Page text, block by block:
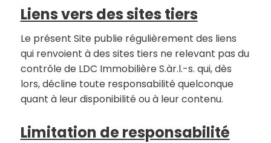
Liens vers des sites tiers
Le présent Site publie régulièrement des liens
qui renvoient à des sites tiers ne relevant pas du
contrôle de LDC Immobilière S.àr.l.-s. qui, dès
lors, décline toute responsabilité quelconque
quant à leur disponibilité ou à leur contenu.
Limitation de responsabilité